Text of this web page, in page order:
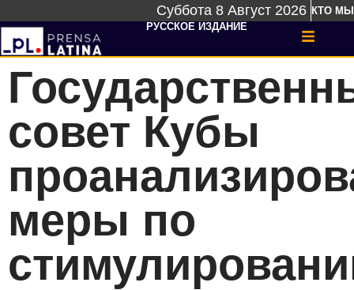
Суббота 8 Август 2026 КТО МЫ
РУССКОЕ ИЗДАНИЕ
совет Кубы
меры по